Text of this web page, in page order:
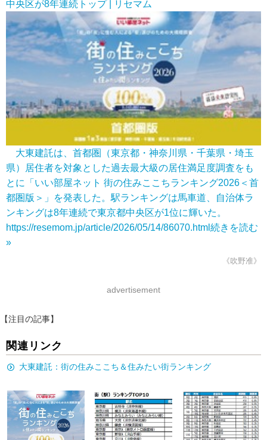
中央区が8年連続トップ | リセマム
大東建託は、首都圏（東京都・神奈川県・千葉県・埼玉
県）居住者を対象とした過去最大級の居住満足度調査をも
とに「いい部屋ネット 街の住みここちランキング2026＜首
都圏版＞」を発表した。駅ランキングは馬車道、自治体ラ
ンキングは8年連続で東京都中央区が1位に輝いた。
https://resemom.jp/article/2026/05/14/86070.html 続きを読む
»
《吹野准》
advertisement
【注目の記事】
関連リンク
大東建託：街の住みここち＆住みたい街ランキング